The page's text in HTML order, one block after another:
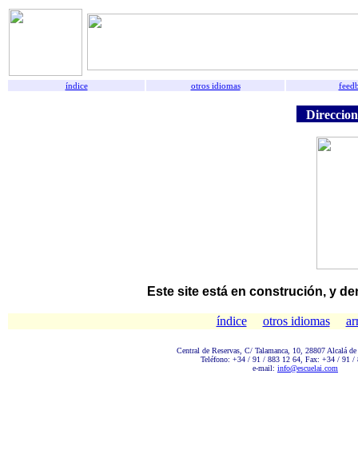
índice otros idiomas
Este site está en construción, y
índice otros idiomas
Central de Reservas, C/ Talamanca, 10, 28807 Alcalá
Teléfono: +34 / 91 / 883 12 64, Fax: +34 / 91 /
e-mail: info@escuelai.com